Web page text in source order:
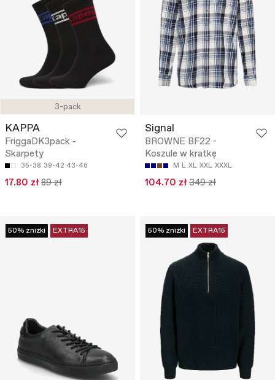
3-pack
KAPPA
FriggaDK3pack -
Skarpety
35-38 39-42 43-46
17.80 zł 89 zł
Signal
BROWNE BF22 -
Koszule w kratkę
M L XL XXL XXXL
104.70 zł 349 zł
50% zniżki EXTRA15 50% zniżki EXTRA15